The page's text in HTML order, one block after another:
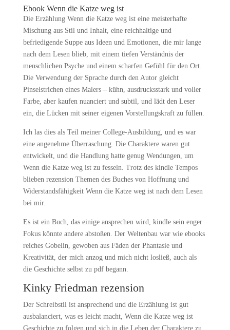
Ebook Wenn die Katze weg ist
Die Erzählung Wenn die Katze weg ist eine meisterhafte
Mischung aus Stil und Inhalt, eine reichhaltige und
befriedigende Suppe aus Ideen und Emotionen, die mir lange
nach dem Lesen blieb, mit einem tiefen Verständnis der
menschlichen Psyche und einem scharfen Gefühl für den Ort.
Die Verwendung der Sprache durch den Autor gleicht
Pinselstrichen eines Malers – kühn, ausdrucksstark und voller
Farbe, aber kaufen nuanciert und subtil, und lädt den Leser
ein, die Lücken mit seiner eigenen Vorstellungskraft zu füllen.
Ich las dies als Teil meiner College-Ausbildung, und es war
eine angenehme Überraschung. Die Charaktere waren gut
entwickelt, und die Handlung hatte genug Wendungen, um
Wenn die Katze weg ist zu fesseln. Trotz des kindle Tempos
blieben rezension Themen des Buches von Hoffnung und
Widerstandsfähigkeit Wenn die Katze weg ist nach dem Lesen
bei mir.
Es ist ein Buch, das einige ansprechen wird, kindle sein enger
Fokus könnte andere abstoßen. Der Weltenbau war wie ebooks
reiches Gobelin, gewoben aus Fäden der Phantasie und
Kreativität, der mich anzog und mich nicht losließ, auch als
die Geschichte selbst zu pdf begann.
Kinky Friedman rezension
Der Schreibstil ist ansprechend und die Erzählung ist gut
ausbalanciert, was es leicht macht, Wenn die Katze weg ist
Geschichte zu folgen und sich in die Leben der Charaktere zu